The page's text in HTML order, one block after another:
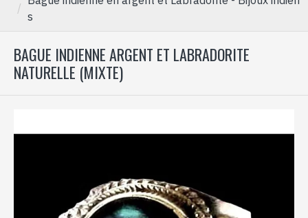
s
BAGUE INDIENNE ARGENT ET LABRADORITE
NATURELLE (MIXTE)